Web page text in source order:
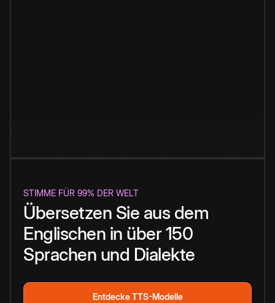
STIMME FÜR 99% DER WELT
Übersetzen Sie aus dem
Englischen in über 150
Sprachen und Dialekte
Entdecke TTS-Modelle